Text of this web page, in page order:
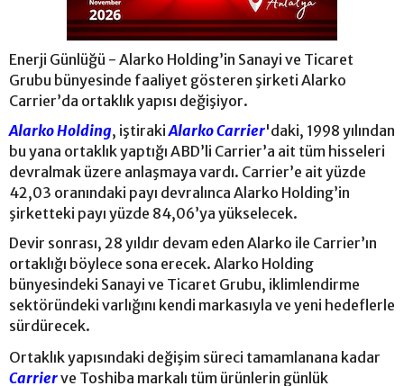
Enerji Günlüğü - Alarko Holding’in Sanayi ve Ticaret
Grubu bünyesinde faaliyet gösteren şirketi Alarko
Carrier’da ortaklık yapısı değişiyor.
Alarko Holding, iştirakiAlarko Carrier'daki, 1998 yılından
bu yana ortaklık yaptığı ABD’li Carrier’a ait tüm hisseleri
devralmak üzere anlaşmaya vardı. Carrier’e ait yüzde
42,03 oranındaki payı devralınca Alarko Holding’in
şirketteki payı yüzde 84,06’ya yükselecek.
Devir sonrası, 28 yıldır devam eden Alarko ile Carrier’ın
ortaklığı böylece sona erecek. Alarko Holding
bünyesindeki Sanayi ve Ticaret Grubu, iklimlendirme
sektöründeki varlığını kendi markasıyla ve yeni hedeflerle
sürdürecek.
Ortaklık yapısındaki değişim süreci tamamlanana kadar
Carrierve Toshiba markalı tüm ürünlerin günlük